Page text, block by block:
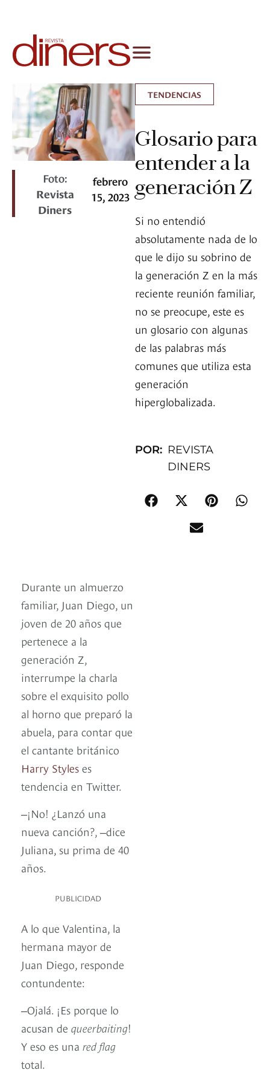
Foto:
Revista
Diners
febrero
15, 2023
TENDENCIAS
Glosario para
entender a la
generación Z
Si no entendió
absolutamente nada de lo
que le dijo su sobrino de
la generación Z en la más
reciente reunión familiar,
no se preocupe, este es
un glosario con algunas
de las palabras más
comunes que utiliza esta
generación
hiperglobalizada.
POR: REVISTA
DINERS
Durante un almuerzo
familiar, Juan Diego, un
joven de 20 años que
pertenece a la
generación Z,
interrumpe la charla
sobre el exquisito pollo
al horno que preparó la
abuela, para contar que
el cantante británico
Harry Styles es
tendencia en Twitter.
‒¡No! ¿Lanzó una
nueva canción?, ‒dice
Juliana, su prima de 40
años.
PUBLICIDAD
A lo que Valentina, la
hermana mayor de
Juan Diego, responde
contundente:
‒Ojalá. ¡Es porque lo
acusan de queerbaiting!
Y eso es una red flag
total.